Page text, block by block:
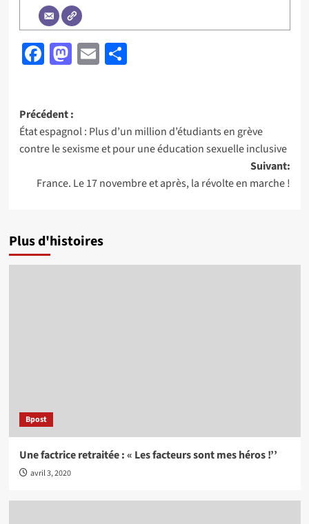
Facebook
Mastodon
EmailPartager
Navigation
d’article
Précédent :
État espagnol : Plus d’un million d’étudiants en grève
contre le sexisme et pour une éducation sexuelle inclusive
Suivant:
France. Le 17 novembre et après, la révolte en marche !
Plus d'histoires
Bpost
Une factrice retraitée : « Les facteurs sont mes héros !’’
avril 3, 2020